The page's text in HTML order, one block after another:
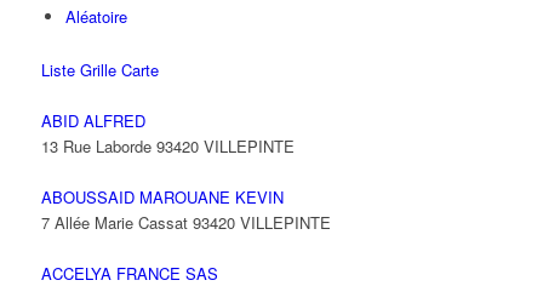
Aléatoire
Liste Grille Carte
ABID ALFRED
13 Rue Laborde 93420 VILLEPINTE
ABOUSSAID MAROUANE KEVIN
7 Allée Marie Cassat 93420 VILLEPINTE
ACCELYA FRANCE SAS